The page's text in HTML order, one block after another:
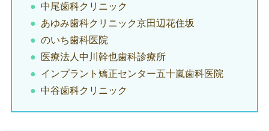
中尾歯科クリニック
あゆみ歯科クリニック京田辺花住坂
のいち歯科医院
医療法人中川幹也歯科診療所
インプラント矯正センター五十嵐歯科医院
中谷歯科クリニック